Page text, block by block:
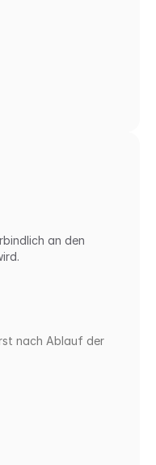
an den
nach Ablauf der